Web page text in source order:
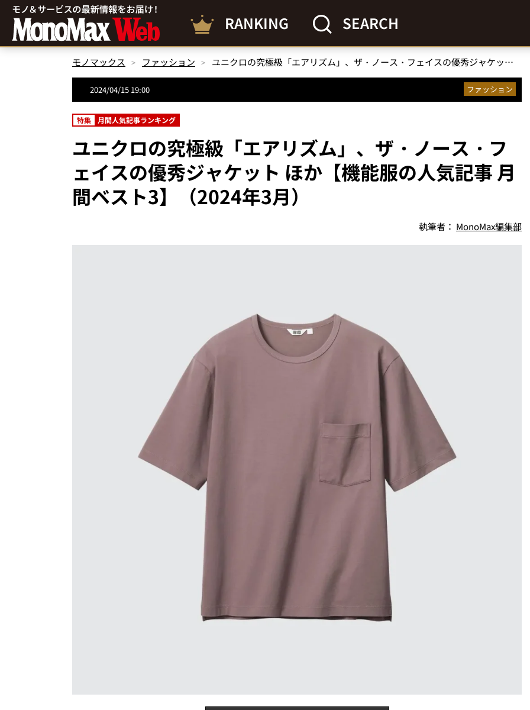
RANKING SEARCH
モノマックス ファッション ユニクロの究極級「エアリズム」、ザ・ノース・フェイスの優秀ジャケット ほか【機能服の人気記事 月間ベスト3】（2024年3月）
2024/04/15 19:00 ファッション
特集 月間人気記事ランキング
ユニクロの究極級「エアリズム」、ザ・ノース・フ
ェイスの優秀ジャケット ほか【機能服の人気記事 月
間ベスト3】（2024年3月）
執筆者： MonoMax編集部